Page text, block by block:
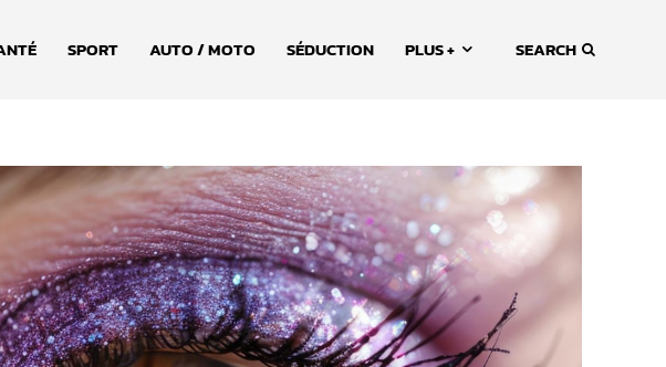
SPORT AUTO / MOTO SÉDUCTION PLUS + SEARCH